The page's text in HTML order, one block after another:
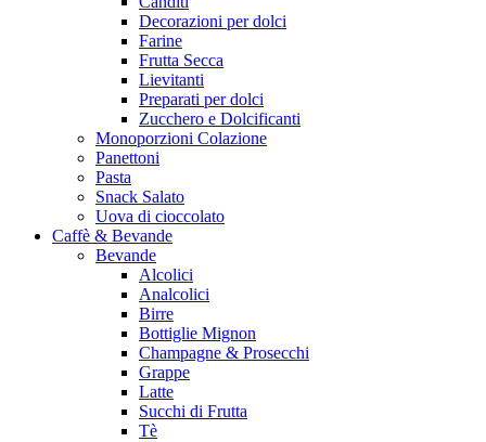
Decorazioni per dolci
Farine
Frutta Secca
Lievitanti
Preparati per dolci
Zucchero e Dolcificanti
Monoporzioni Colazione
Panettoni
Pasta
Snack Salato
Uova di cioccolato
Caffè & Bevande
Bevande
Alcolici
Analcolici
Birre
Bottiglie Mignon
Champagne & Prosecchi
Grappe
Latte
Succhi di Frutta
Tè